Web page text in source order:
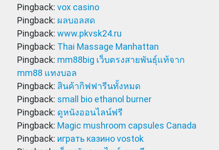
Pingback: vox casino
Pingback: ผลบอลสด
Pingback: www.pkvsk24.ru
Pingback: Thai Massage Manhattan
Pingback: mm88big เว็บตรงสายพันธุ์แท้จาก
mm88 แทงบอล
Pingback: สินค้ากิฟฟารีนทั้งหมด
Pingback: small bio ethanol burner
Pingback: ดูหนังออนไลน์ฟรี
Pingback: Magic mushroom capsules Canada
Pingback: играть казино vostok